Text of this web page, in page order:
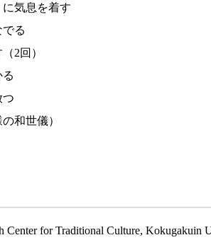
に気息 を着す
る
2回）
つ
の和世儀）
Center for Traditional Culture, Kokugakuin